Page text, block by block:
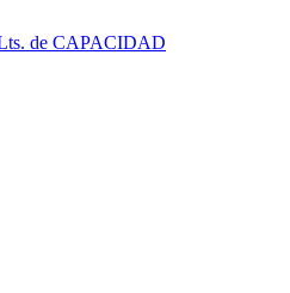
de CAPACIDAD